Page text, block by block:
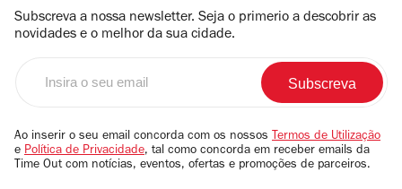
Subscreva a nossa newsletter. Seja o primerio a descobrir as
novidades e o melhor da sua cidade.
email
Ao inserir o seu email concorda com os nossos Termos de Utilização
e Política de Privacidade, tal como concorda em receber emails da
Time Out com notícias, eventos, ofertas e promoções de parceiros.